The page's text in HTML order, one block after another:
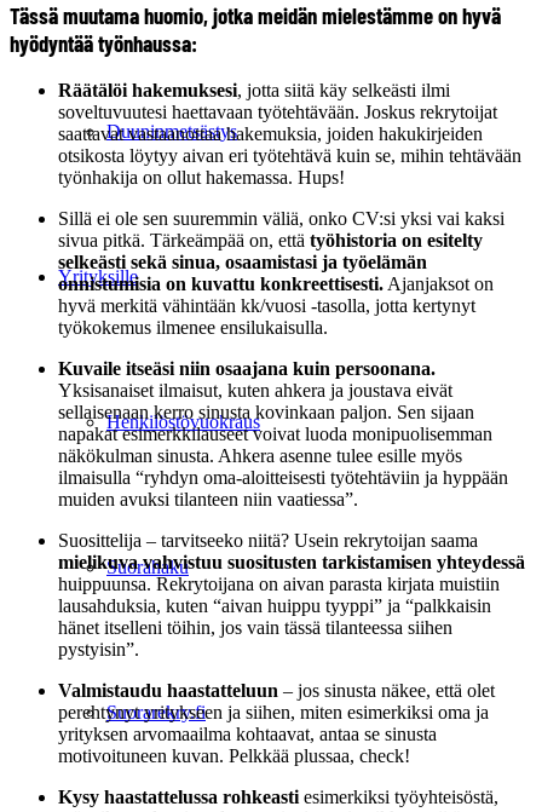
Duuninmetsästys
Yrityksille
Henkilöstövuokraus
Suorahaku
Suorarekry.fi
Tässä muutama huomio, jotka meidän mielestämme on hyvä
hyödyntää työnhaussa:
Räätälöi hakemuksesi, jotta siitä käy selkeästi ilmi
soveltuvuutesi haettavaan työtehtävään. Joskus rekrytoijat
saattavat vastaanottaa hakemuksia, joiden hakukirjeiden
otsikosta löytyy aivan eri työtehtävä kuin se, mihin tehtävään
työnhakija on ollut hakemassa. Hups!
Sillä ei ole sen suuremmin väliä, onko CV:si yksi vai kaksi
sivua pitkä. Tärkeämpää on, että työhistoria on esitelty
selkeästi sekä sinua, osaamistasi ja työelämän
onnistumisia on kuvattu konkreettisesti. Ajanjaksot on
hyvä merkitä vähintään kk/vuosi -tasolla, jotta kertynyt
työkokemus ilmenee ensilukaisulla.
Kuvaile itseäsi niin osaajana kuin persoonana.
Yksisanaiset ilmaisut, kuten ahkera ja joustava eivät
sellaisenaan kerro sinusta kovinkaan paljon. Sen sijaan
napakat esimerkkilauseet voivat luoda monipuolisemman
näkökulman sinusta. Ahkera asenne tulee esille myös
ilmaisulla “ryhdyn oma-aloitteisesti työtehtäviin ja hyppään
muiden avuksi tilanteen niin vaatiessa”.
Suosittelija – tarvitseeko niitä? Usein rekrytoijan saama
mielikuva vahvistuu suositusten tarkistamisen yhteydessä
huippuunsa. Rekrytoijana on aivan parasta kirjata muistiin
lausahduksia, kuten “aivan huippu tyyppi” ja “palkkaisin
hänet itselleni töihin, jos vain tässä tilanteessa siihen
pystyisin”.
Valmistaudu haastatteluun – jos sinusta näkee, että olet
perehtynyt yritykseen ja siihen, miten esimerkiksi oma ja
yrityksen arvomaailma kohtaavat, antaa se sinusta
motivoituneen kuvan. Pelkkää plussaa, check!
Kysy haastattelussa rohkeasti esimerkiksi työyhteisöstä,